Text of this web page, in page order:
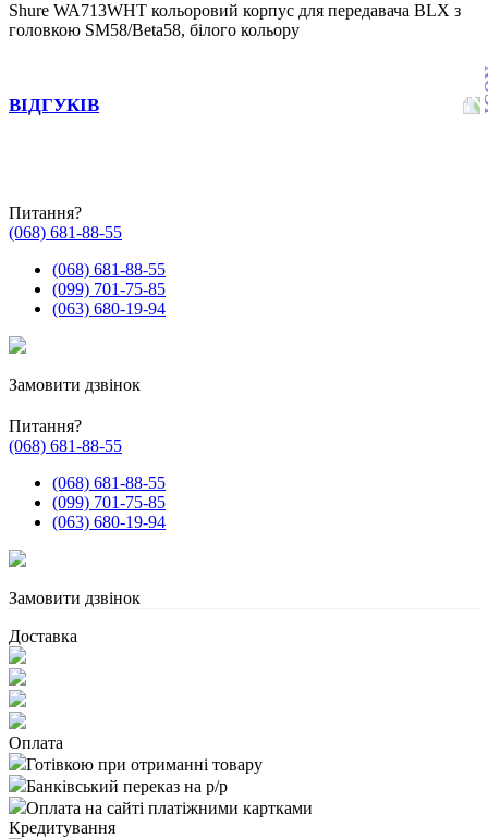
Shure WA713WHT кольоровий корпус для передавача BLX з
головкою SM58/Beta58, білого кольору
ВІДГУКІВ
Питання?
(068) 681-88-55
(068) 681-88-55
(099) 701-75-85
(063) 680-19-94
Замовити дзвінок
Питання?
(068) 681-88-55
(068) 681-88-55
(099) 701-75-85
(063) 680-19-94
Замовити дзвінок
Доставка
Оплата
Готівкою при отриманні товару
Банківський переказ на р/р
Оплата на сайті платіжними картками
Кредитування